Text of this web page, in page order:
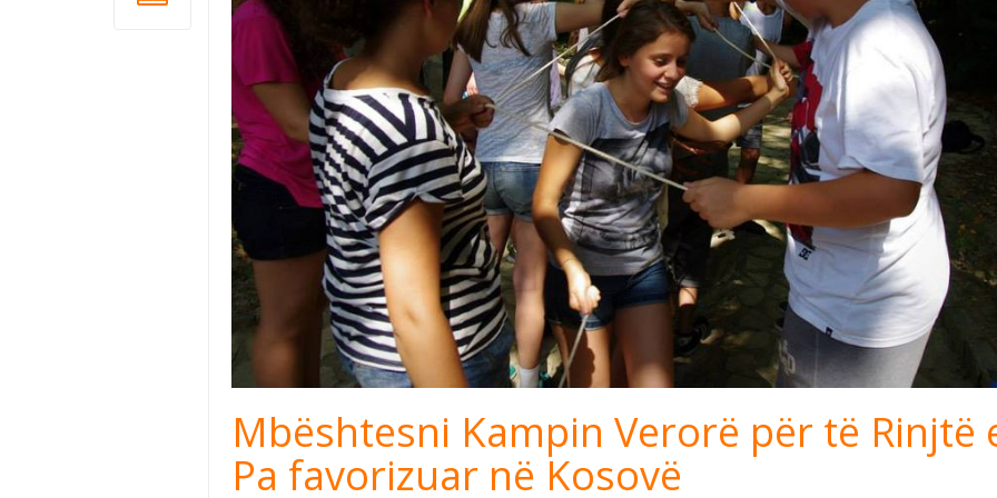
Mbështesni Kampin Verorë për të Rinjtë
Pa favorizuar në Kosovë